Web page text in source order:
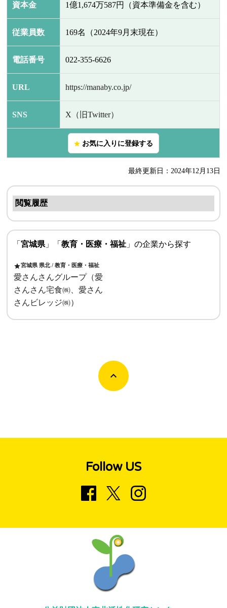
資本金 1億1,674万587円（資本準備金を含む）
従業員数 169名（2024年9月末現在）
電話番号 022-355-6626
URL https://manaby.co.jp/
SNS X（旧Twitter）
star お気に入りに登録する
最終更新日：2024年12月13日
閲覧履歴
「宮城県」「教育・医療・福祉 」の企業から探す
star宮城県 県北 / 教育・医療・福祉
愛さんさんグループ（愛
さんさん宅食㈱、愛さん
さんビレッジ㈱）
Follow US